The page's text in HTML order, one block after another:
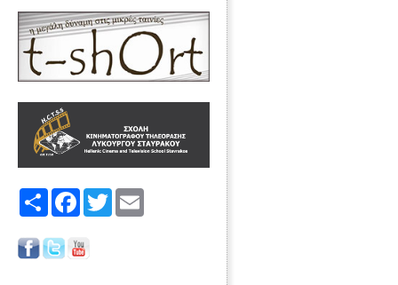
Share FacebookTwitter